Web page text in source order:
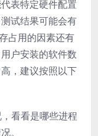
表特定硬件配置
试结果可能会有
占用的因素还有
户安装的软件数
，建议按照以下
看看是哪些进程
。